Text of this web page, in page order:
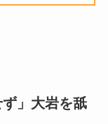
ず」大岩を舐